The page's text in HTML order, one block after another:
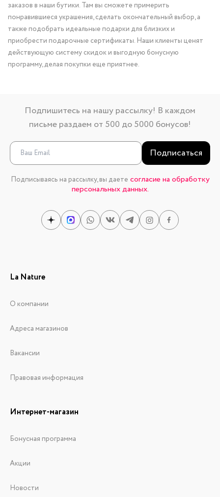
заказов в наши бутики. Там вы сможете примерить
понравившиеся украшения, сделать окончательный выбор, а
также подобрать идеальные подарки для близких и
приобрести подарочные сертификаты. Наши клиенты ценят
действующую систему скидок и выгодную бонусную
программу, делая покупки еще приятнее.
Подпишитесь на нашу рассылку! В каждом
письме раздаем от 500 до 5000 бонусов!
Подписаться
Подписываясь на рассылку, вы даете согласие на обработку
персональных данных.
La Nature
О компании
Адреса магазинов
Вакансии
Правовая информация
Интернет-магазин
Бонусная программа
Акции
Новости